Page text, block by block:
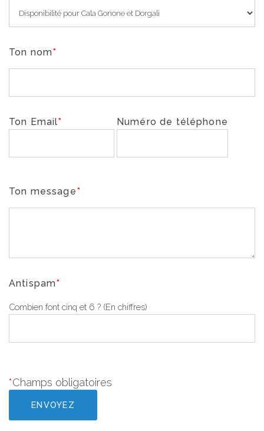
Ton nom*
Ton Email* Numéro de téléphone
Ton message*
Antispam*
Combien font cinq et 6 ? (En chiffres)
*Champs obligatoires